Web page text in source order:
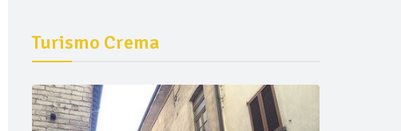
Turismo Crema